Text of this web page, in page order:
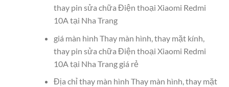
thay pin sửa chữa Điện thoại Xiaomi Redmi
10A tại Nha Trang
giá màn hình Thay màn hình, thay mặt kính,
thay pin sửa chữa Điện thoại Xiaomi Redmi
10A tại Nha Trang giá rẻ
Địa chỉ thay màn hình Thay màn hình, thay mặt